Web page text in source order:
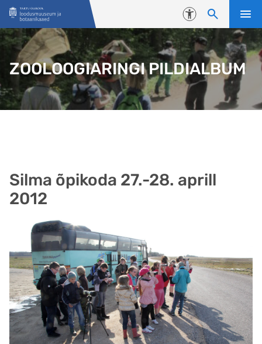
Liigu edasi põhisisu juurde
Juurdepääsetavus
ZOOLOOGIARINGI PILDIALBUM
Silma õpikoda 27.-28. aprill
2012